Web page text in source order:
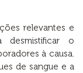
relevantes e
desmistificar o
à causa.
de sangue e a